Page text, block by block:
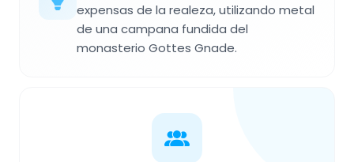
expensas de la realeza, utilizando metal
de una campana fundida del
monasterio Gottes Gnade.